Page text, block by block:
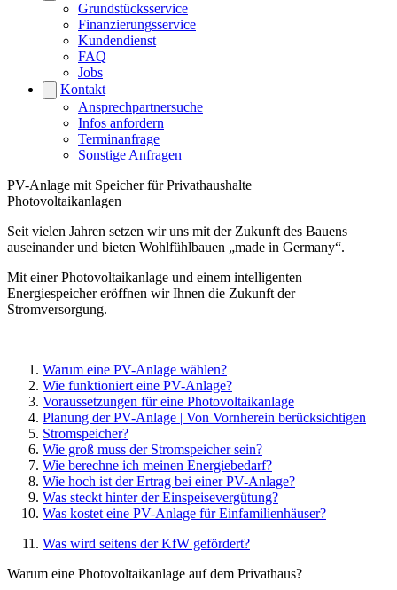
Grundstücksservice
Finanzierungsservice
Kundendienst
FAQ
Jobs
Kontakt
Ansprechpartnersuche
Infos anfordern
Terminanfrage
Sonstige Anfragen
PV-Anlage mit Speicher für Privathaushalte
Photovoltaikanlagen
Seit vielen Jahren setzen wir uns mit der Zukunft des Bauens
auseinander und bieten Wohlfühlbauen „made in Germany“.
Mit einer Photovoltaikanlage und einem intelligenten
Energiespeicher eröffnen wir Ihnen die Zukunft der
Stromversorgung.
Warum eine PV-Anlage wählen?
Wie funktioniert eine PV-Anlage?
Voraussetzungen für eine Photovoltaikanlage
Planung der PV-Anlage | Von Vornherein berücksichtigen
Stromspeicher?
Wie groß muss der Stromspeicher sein?
Wie berechne ich meinen Energiebedarf?
Wie hoch ist der Ertrag bei einer PV-Anlage?
Was steckt hinter der Einspeisevergütung?
Was kostet eine PV-Anlage für Einfamilienhäuser?
Was wird seitens der KfW gefördert?
Warum eine Photovoltaikanlage auf dem Privathaus?